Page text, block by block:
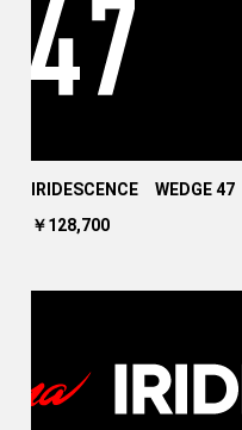
IRIDESCENCE WEDGE 47
￥128,700